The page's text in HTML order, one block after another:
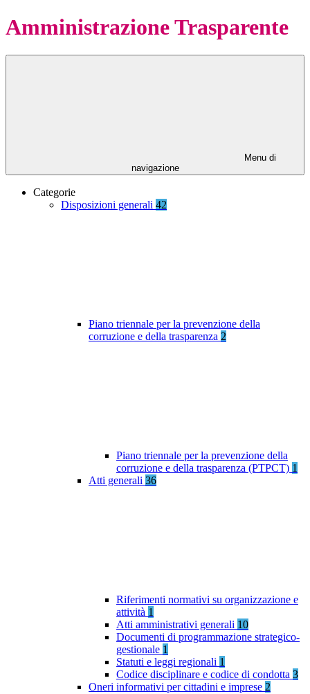
Amministrazione Trasparente
Menu di
navigazione
Categorie
Disposizioni generali 42
Piano triennale per la prevenzione della
corruzione e della trasparenza 2
Piano triennale per la prevenzione della
corruzione e della trasparenza (PTPCT) 1
Atti generali 36
Riferimenti normativi su organizzazione e
attività 1
Atti amministrativi generali 10
Documenti di programmazione strategico-
gestionale 1
Statuti e leggi regionali 1
Codice disciplinare e codice di condotta 3
Oneri informativi per cittadini e imprese 2